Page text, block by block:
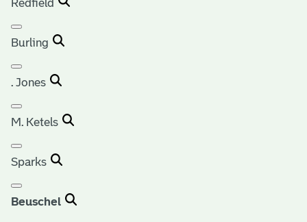
Redfield
Burling
. Jones
M. Ketels
Sparks
Beuschel